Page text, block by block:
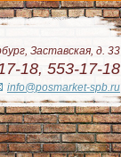
Заставская, д. 33
18, 553-17-18
info@posmarket-spb.ru